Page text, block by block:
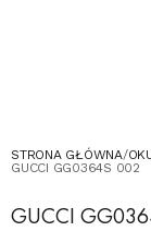
STRONA GŁÓWNA/
GUCCI GG0364S 002
GUCCI